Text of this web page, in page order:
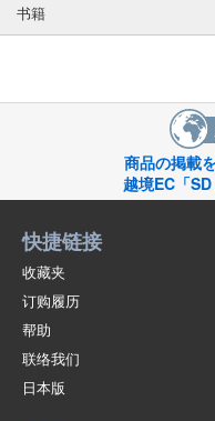
书籍
商品の掲載
越境EC「
快捷链接
收藏夹
订购履历
帮助
联络我们
日本版